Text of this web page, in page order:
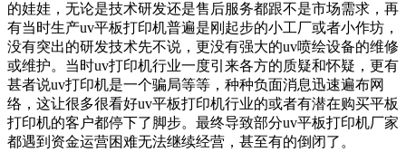
的娃娃，无论是技术研发还是售后服务都跟不是市场需求，再
有当时生产uv平板打印机普遍是刚起步的小工厂或者小作坊，
没有突出的研发技术先不说，更没有强大的uv喷绘设备的维修
或维护。当时uv打印机行业一度引来各方的质疑和怀疑，更有
甚者说uv打印机是一个骗局等等，种种负面消息迅速遍布网
络，这让很多很看好uv平板打印机行业的或者有潜在购买平板
打印机的客户都停下了脚步。最终导致部分uv平板打印机厂家
都遇到资金运营困难无法继续经营，甚至有的倒闭了。